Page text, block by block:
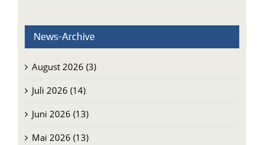
News-Archive
August 2026 (3)
Juli 2026 (14)
Juni 2026 (13)
Mai 2026 (13)